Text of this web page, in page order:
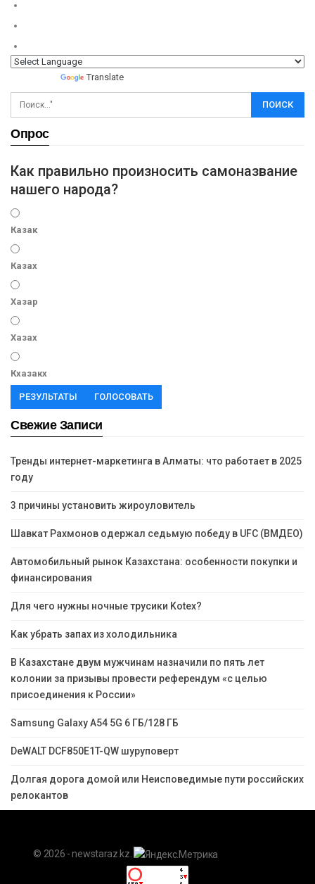
Translate
Опрос
Как правильно произносить самоназвание
нашего народа?
Казак
Казах
Хазар
Хазах
Кхазакх
РЕЗУЛЬТАТЫ ГОЛОСОВАТЬ
Свежие Записи
Тренды интернет-маркетинга в Алматы: что работает в 2025
году
3 причины установить жироуловитель
Шавкат Рахмонов одержал седьмую победу в UFC (ВМДЕО)
Автомобильный рынок Казахстана: особенности покупки и
финансирования
Для чего нужны ночные трусики Kotex?
Как убрать запах из холодильника
В Казахстане двум мужчинам назначили по пять лет
колонии за призывы провести референдум «с целью
присоединения к России»
Samsung Galaxy A54 5G 6 ГБ/128 ГБ
DeWALT DCF850E1T-QW шуруповерт
Долгая дорога домой или Неисповедимые пути российских
релокантов
© 2026 - newstaraz.kz.